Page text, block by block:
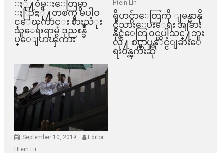
ႏို႔စိမ္းေတြမွာ
ႏြားႏို႔တစက္မွ မပါဝ
င္ေၾကာင္း စားသံုး
သူေရးရာမွ ဒုညႊန္ခ်ဳ
ပ္ေျပာၾကား
Htein Lin
ရိုဟင္ဂ်ာေတြကို ျမန္မာနို
င္ငံသားေပးေရး အျခား
နိုင္ငံေတြ ၀င္မပါသင္႔ဘူး
လို႔ စင္ကာပူနုိင္ငံျခားေ
ရး၀န္ၾကီးဆို
September 10, 2019
Editor
Htein Lin